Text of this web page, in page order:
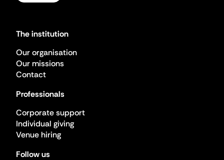
The institution
Our organisation
Our missions
Contact
Professionals
Corporate support
Individual giving
Venue hiring
Follow us